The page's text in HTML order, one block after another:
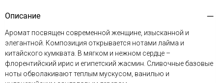
Описание
Аромат посвящен современной женщине, изысканной и
элегантной. Композиция открывается нотами лайма и
китайского кумквата. В мягком и нежном сердце –
флорентийский ирис и египетский жасмин. Сливочные базовые
ноты обволакивают теплым мускусом, ванилью и